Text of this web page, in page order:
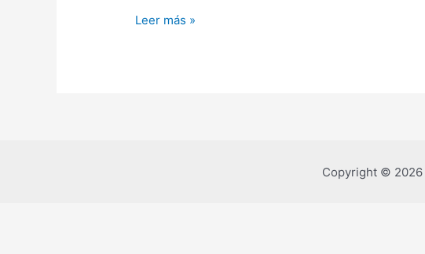
[Historia];
Leer más »
Copyright © 2026